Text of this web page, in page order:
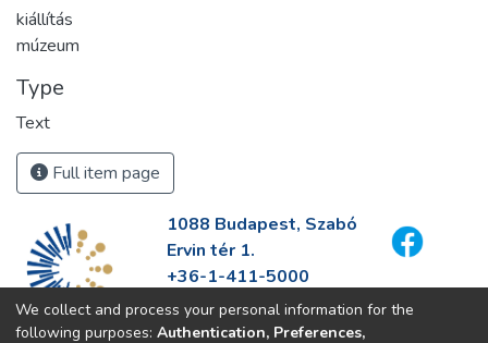
kiállítás
múzeum
Type
Text
Full item page
1088 Budapest, Szabó
Ervin tér 1.
+36-1-411-5000
info@fszek.hu
https://fszek.hu
We collect and process your personal information for the
following purposes: Authentication, Preferences,